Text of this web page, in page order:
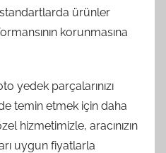
ürünler
korunmasına
yedek parçalarınızı
temin etmek için daha
hizmetimizle, aracınızın
uygun fiyatlarla